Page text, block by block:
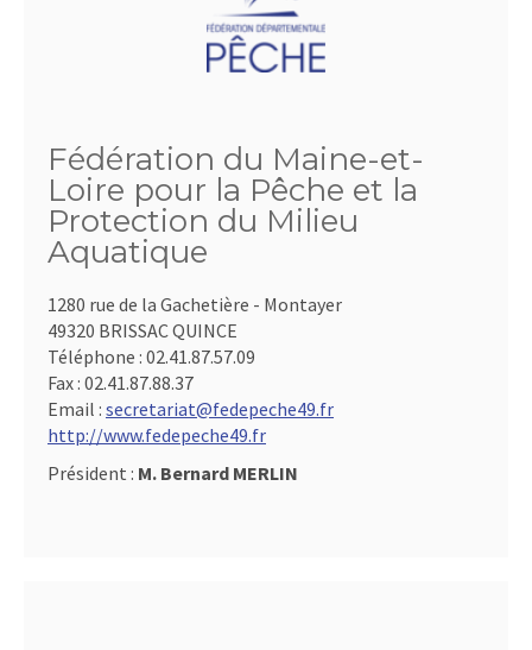
Fédération du Maine-et-
Loire pour la Pêche et la
Protection du Milieu
Aquatique
1280 rue de la Gachetière - Montayer
49320 BRISSAC QUINCE
Téléphone : 02.41.87.57.09
Fax : 02.41.87.88.37
Email : secretariat@fedepeche49.fr
http://www.fedepeche49.fr
Président : M. Bernard MERLIN